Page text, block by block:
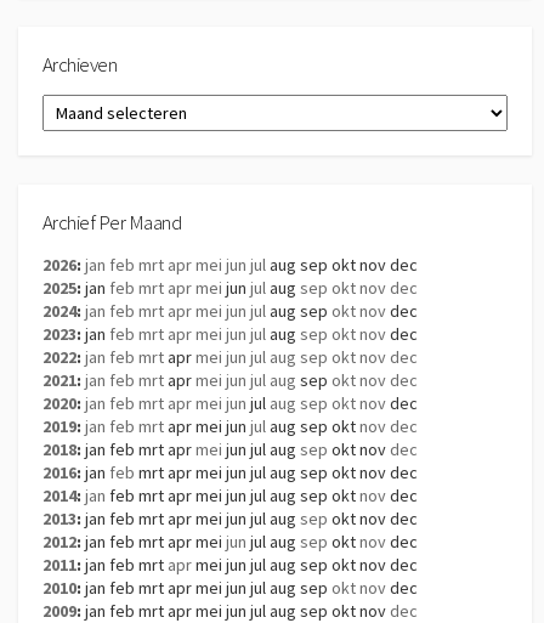
Archieven
Archieven
Archief Per Maand
2026: jan feb mrt aprmei jun julaug sep oktnovdec
2025: jan feb mrt aprmei jun julaug sep oktnov dec
2024: jan feb mrt aprmei jun julaug sep oktnovdec
2023: jan feb mrt aprmei jun julaug sep oktnovdec
2022: jan feb mrtaprmei jun jul aug sep oktnov dec
2021: jan feb mrtaprmei jun jul aug sep oktnov dec
2020: jan feb mrt aprmei jun jul aug sep oktnovdec
2019: jan feb mrtaprmei jun julaug sep oktnov dec
2018: jan feb mrtaprmei jun julaug sep oktnov dec
2016: jan feb mrtaprmei jun julaug sep oktnovdec
2014: jan feb mrtaprmei jun julaug sep oktnovdec
2013: jan feb mrtaprmei jun julaug sep oktnovdec
2012: jan feb mrtaprmei jun julaug sep oktnovdec
2011: jan feb mrt aprmei jun julaug sep oktnovdec
2010: jan feb mrtaprmei jun julaug sep oktnovdec
2009: jan feb mrtaprmei jun julaug sep oktnov dec